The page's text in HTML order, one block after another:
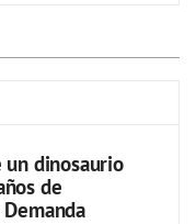
un dinosaurio
de